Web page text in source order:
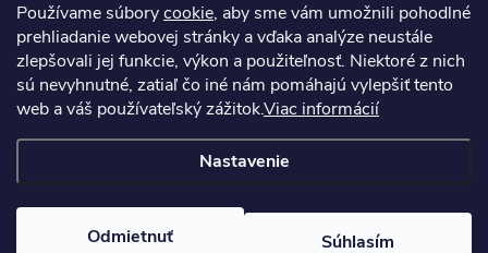
Používame súborycookie, aby sme vám umožnili pohodlné
prehliadanie webovej stránky a vďaka analýze neustále
zlepšovali jej funkcie, výkon a použiteľnosť. Niektoré z nich
sú nevyhnutné, zatiaľ čo iné nám pomáhajú vylepšiť tento
web a váš používateľský zážitok.Viac informácií
Nastavenie
Odmietnuť Súhlasím
Prijímame online platby
cookies